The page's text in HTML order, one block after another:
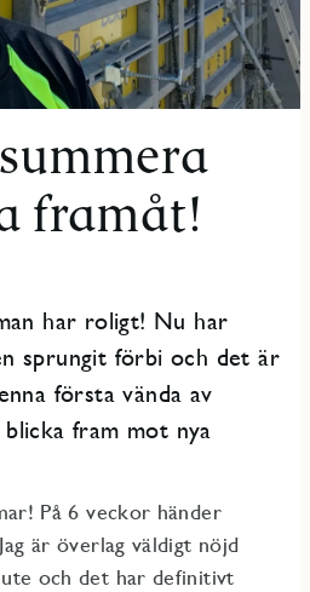
framåt!
har roligt! Nu har
sprungit förbi och det är
första vända av
fram mot nya
På 6 veckor händer
är överlag väldigt nöjd
och det har definitivt